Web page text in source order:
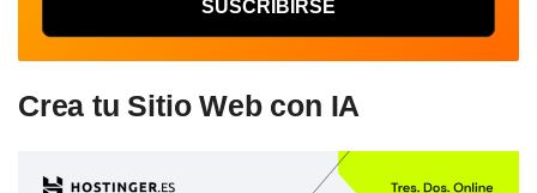
Crea tu Sitio Web con IA